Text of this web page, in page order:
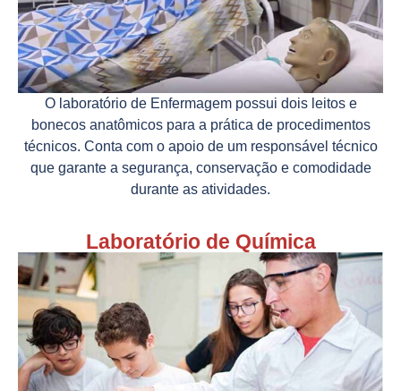
O laboratório de Enfermagem possui dois leitos e
bonecos anatômicos para a prática de procedimentos
técnicos. Conta com o apoio de um responsável técnico
que garante a segurança, conservação e comodidade
durante as atividades.
Laboratório de Química